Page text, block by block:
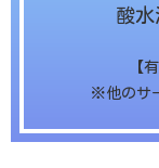
酸水
【
※他のサ